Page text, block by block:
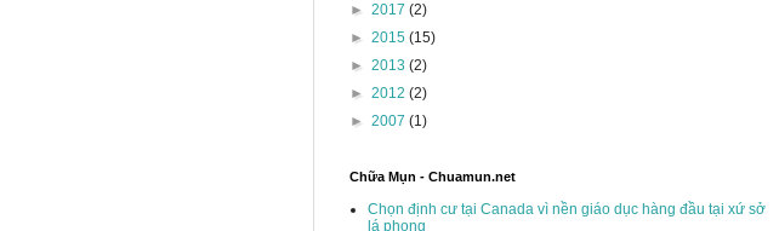
► 2017 (2)
► 2015 (15)
► 2013 (2)
► 2012 (2)
► 2007 (1)
Chữa Mụn - Chuamun.net
Chọn định cư tại Canada vì nền giáo dục hàng đầu tại xứ sở
lá phong